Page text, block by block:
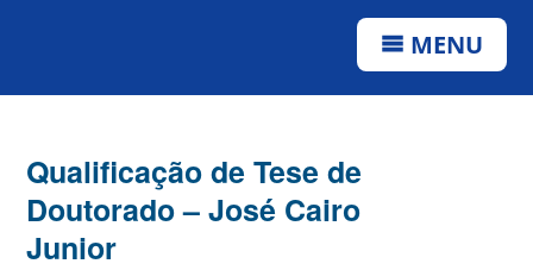
MENU
Qualificação de Tese de
Doutorado – José Cairo
Junior